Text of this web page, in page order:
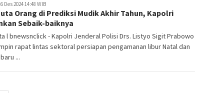
Des 2024 14:48 WIB
Orang di Prediksi Mudik Akhir Tahun, Kapolri
Sebaik-baiknya
l bnewsnclick - Kapolri Jenderal Polisi Drs. Listyo Sigit Prabowo
rapat lintas sektoral persiapan pengamanan libur Natal dan
...